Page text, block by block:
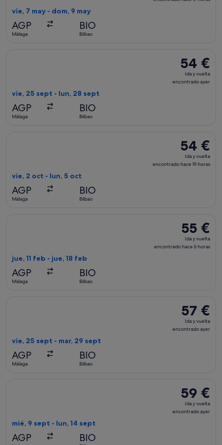
vie, 7 may - dom, 9 may
AGP
Málaga
BIO
Bilbao
54 €
Ida
y
54 €
Ida y vuelta
encontrado ayer
vie, 25 sept - lun, 28 sept
AGP
Málaga
BIO
Bilbao
54 €
Ida
y
54 €
Ida y vuelta
encontrado hace 19 horas
vie, 2 oct - lun, 5 oct
AGP
Málaga
BIO
Bilbao
55 €
Ida
y
55 €
Ida y vuelta
encontrado hace 6 horas
jue, 11 feb - jue, 18 feb
AGP
Málaga
BIO
Bilbao
57 €
Ida
y
57 €
Ida y vuelta
encontrado ayer
vie, 25 sept - mar, 29 sept
AGP
Málaga
BIO
Bilbao
59 €
Ida
y
59 €
Ida y vuelta
encontrado ayer
mié, 9 sept - lun, 14 sept
AGP BIO